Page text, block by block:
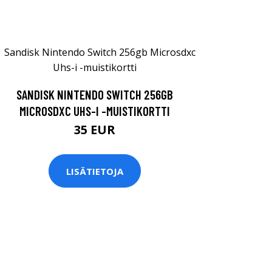
SANDISK NINTENDO SWITCH 256GB
MICROSDXC UHS-I -MUISTIKORTTI
35 EUR
LISÄTIETOJA